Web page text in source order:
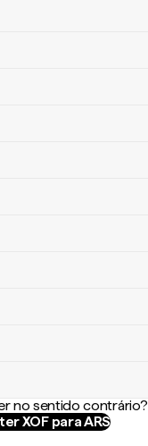
no sentido contrário?
XOF para ARS